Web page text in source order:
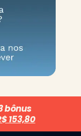
bônus
153,80